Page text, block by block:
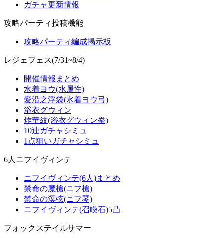
ガチャ更新情報
攻略パーティ投稿機能
攻略パーティ編成掲示板
レジェフェス(7/31~8/4)
開催情報まとめ
水着ヨウ(水属性)
愛沿之浮袋(水着ヨウ弓)
浴衣グウィン
炸華紋(浴衣グウィン拳)
10連ガチャシミュ
1点狙いガチャシミュ
6人ニフイヴィンテ
ニフイヴィンテ(6人)まとめ
禁命の魔槍(ニフ槍)
禁命の溟弦(ニフ琴)
ニフイヴィンテ(召喚石)5凸
フォックステイルサマー